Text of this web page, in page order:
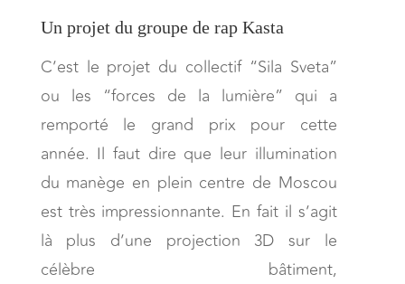
Un projet du groupe de rap Kasta
C’est le projet du collectif “Sila Sveta”
ou les “forces de la lumière” qui a
remporté le grand prix pour cette
année. Il faut dire que leur illumination
du manège en plein centre de Moscou
est très impressionnante. En fait il s’agit
là plus d’une projection 3D sur le
célèbre bâtiment,